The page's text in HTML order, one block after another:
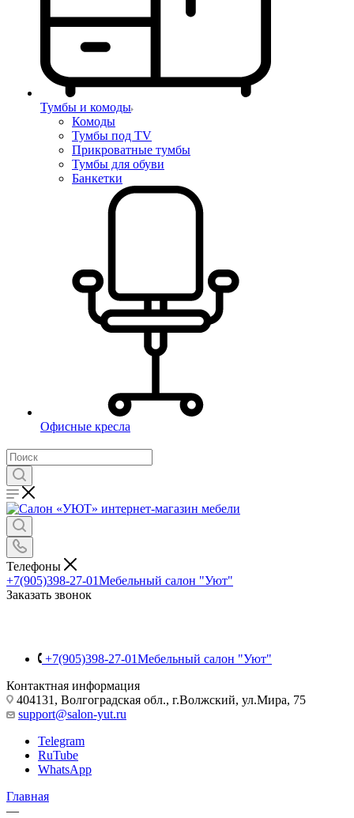
Тумбы и комоды
Комоды
Тумбы под TV
Прикроватные тумбы
Тумбы для обуви
Банкетки
Офисные кресла
Телефоны
+7(905)398-27-01Мебельный салон "Уют"
Заказать звонок
+7(905)398-27-01Мебельный салон "Уют"
Контактная информация
404131, Волгоградская обл., г.Волжский, ул.Мира, 75
support@salon-yut.ru
Telegram
RuTube
WhatsApp
Главная
—